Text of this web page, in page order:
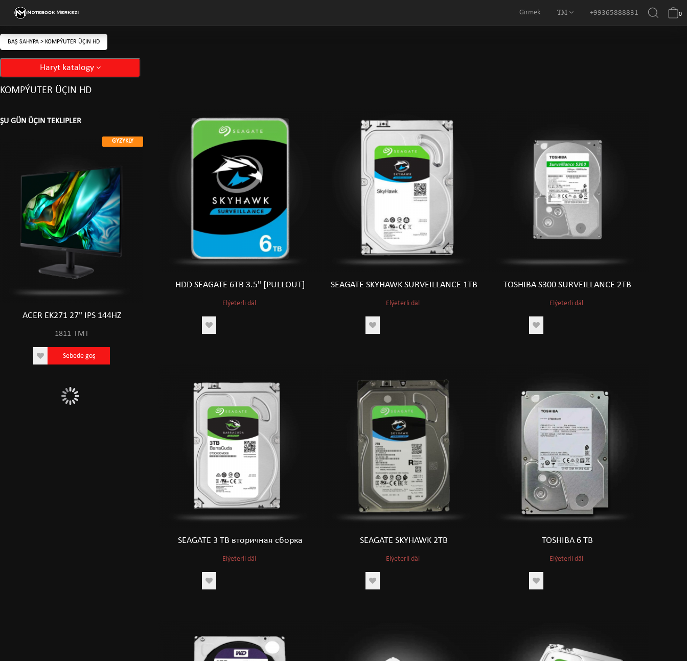
Girmek TM +99365888831 0
BAŞ SAHYPA > KOMPÝUTER ÜÇIN HD
Haryt katalogy
KOMPÝUTER ÜÇIN HD
ŞU GÜN ÜÇIN TEKLIPLER
GYZYKLY
ACER EK271 27" IPS 144HZ
1811 TMT
Sebede goş
GYZYKLY
ACER EK271 27" IPS 144HZ
1811
ACER EK271 27" IPS 144HZ
TMT
HDD SEAGATE 6TB 3.5" [PULLOUT]
Elýeterli däl
SEAGATE SKYHAWK SURVEILLANCE 1TB
Elýeterli däl
TOSHIBA S300 SURVEILLANCE 2TB
Elýeterli däl
SEAGATE 3 TB вторичная сборка
Elýeterli däl
SEAGATE SKYHAWK 2TB
Elýeterli däl
TOSHIBA 6 TB
Elýeterli däl